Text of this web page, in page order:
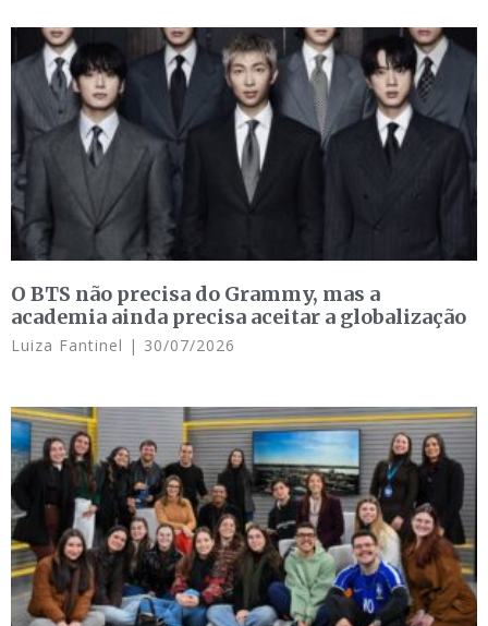
O BTS não precisa do Grammy, mas a
academia ainda precisa aceitar a globalização
Luiza Fantinel 30/07/2026